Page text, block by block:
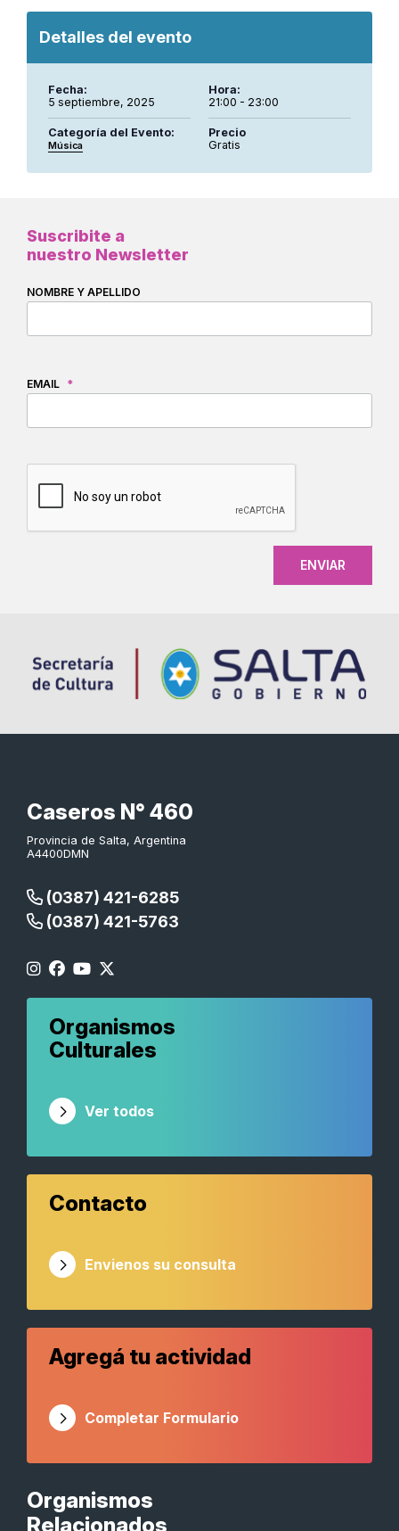
Detalles del evento
Fecha:
5 septiembre, 2025
Hora:
21:00 - 23:00
Categoría del Evento:
Música
Precio
Gratis
Suscribite a
nuestro Newsletter
NOMBRE Y APELLIDO
EMAIL *
CAPTCHA
Caseros N° 460
Provincia de Salta, Argentina
A4400DMN
(0387) 421-6285
(0387) 421-5763
Organismos
Relacionados
Organismos
Culturales
Ver todos
Contacto
Envienos su consulta
Agregá tu actividad
Completar Formulario